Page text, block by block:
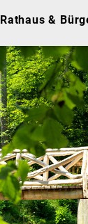
Rathaus &